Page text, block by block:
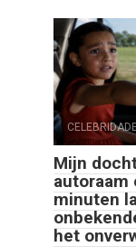
Mijn
autoraam
minuten
het